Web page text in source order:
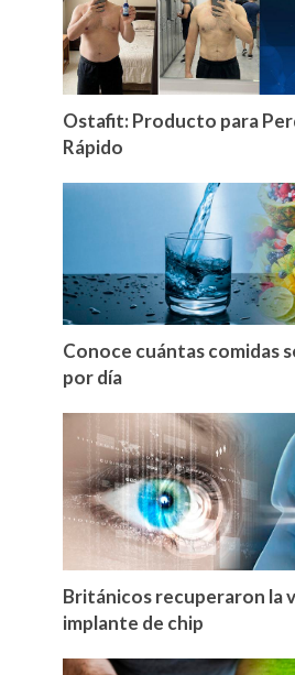
Ostafit: Producto para
Rápido
Conoce cuántas comidas
por día
Británicos recuperaron la
implante de chip